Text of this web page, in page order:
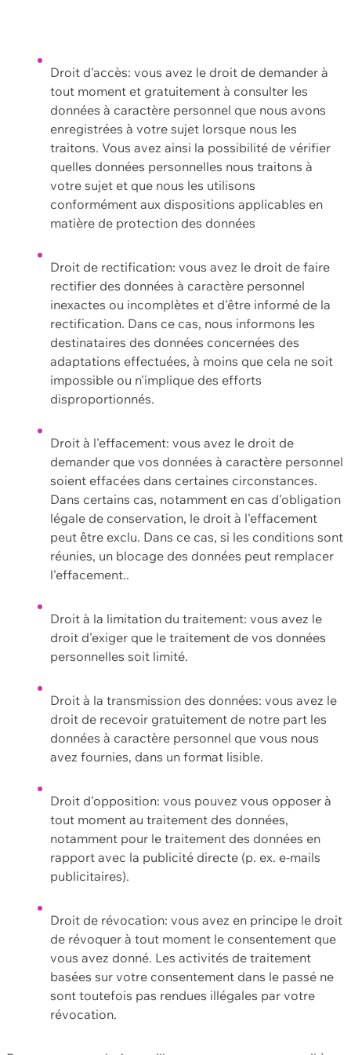
Droit d'accès: vous avez le droit de demander à
tout moment et gratuitement à consulter les
données à caractère personnel que nous avons
enregistrées à votre sujet lorsque nous les
traitons. Vous avez ainsi la possibilité de vérifier
quelles données personnelles nous traitons à
votre sujet et que nous les utilisons
conformément aux dispositions applicables en
matière de protection des données
Droit de rectification: vous avez le droit de faire
rectifier des données à caractère personnel
inexactes ou incomplètes et d'être informé de la
rectification. Dans ce cas, nous informons les
destinataires des données concernées des
adaptations effectuées, à moins que cela ne soit
impossible ou n'implique des efforts
disproportionnés.
Droit à l'effacement: vous avez le droit de
demander que vos données à caractère personnel
soient effacées dans certaines circonstances.
Dans certains cas, notamment en cas d'obligation
légale de conservation, le droit à l'effacement
peut être exclu. Dans ce cas, si les conditions sont
réunies, un blocage des données peut remplacer
l'effacement..
Droit à la limitation du traitement: vous avez le
droit d'exiger que le traitement de vos données
personnelles soit limité.
Droit à la transmission des données: vous avez le
droit de recevoir gratuitement de notre part les
données à caractère personnel que vous nous
avez fournies, dans un format lisible.
Droit d'opposition: vous pouvez vous opposer à
tout moment au traitement des données,
notamment pour le traitement des données en
rapport avec la publicité directe (p. ex. e-mails
publicitaires).
Droit de révocation: vous avez en principe le droit
de révoquer à tout moment le consentement que
vous avez donné. Les activités de traitement
basées sur votre consentement dans le passé ne
sont toutefois pas rendues illégales par votre
révocation.